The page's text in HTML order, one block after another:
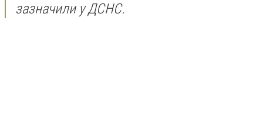
зазначили у ДСНС.